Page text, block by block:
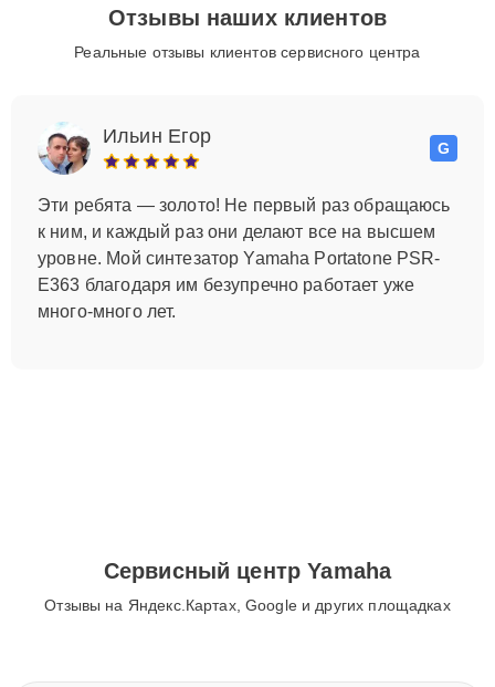
Отзывы наших клиентов
Реальные отзывы клиентов сервисного центра
Ильин Егор
G
Эти ребята — золото! Не первый раз обращаюсь
к ним, и каждый раз они делают все на высшем
уровне. Мой синтезатор Yamaha Portatone PSR-
E363 благодаря им безупречно работает уже
много-много лет.
Сервисный центр Yamaha
Отзывы на Яндекс.Картах, Google и других площадках